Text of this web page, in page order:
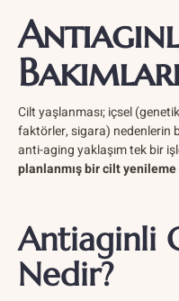
Cilt yaşlanması; içsel
faktörler, sigara) nedenlerin
anti-aging yaklaşım tek bir
planlanmış bir cilt
Antiaginli
Nedir?